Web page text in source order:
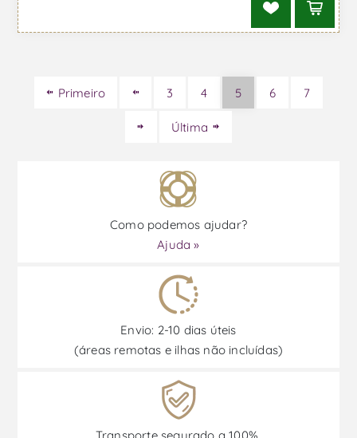
Primeiro 3 4 5 6 7
Última
Como podemos ajudar?
Ajuda »
Envio: 2-10 dias úteis
(áreas remotas e ilhas não incluídas)